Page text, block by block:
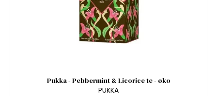
Pukka - Pebbermint & Licorice te - øko
PUKKA